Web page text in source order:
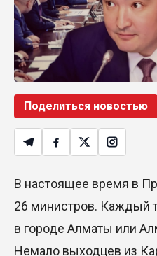
Поделиться новостью
В настоящее время в
26 министров. Каждый
в городе Алматы или
Немало выходцев из